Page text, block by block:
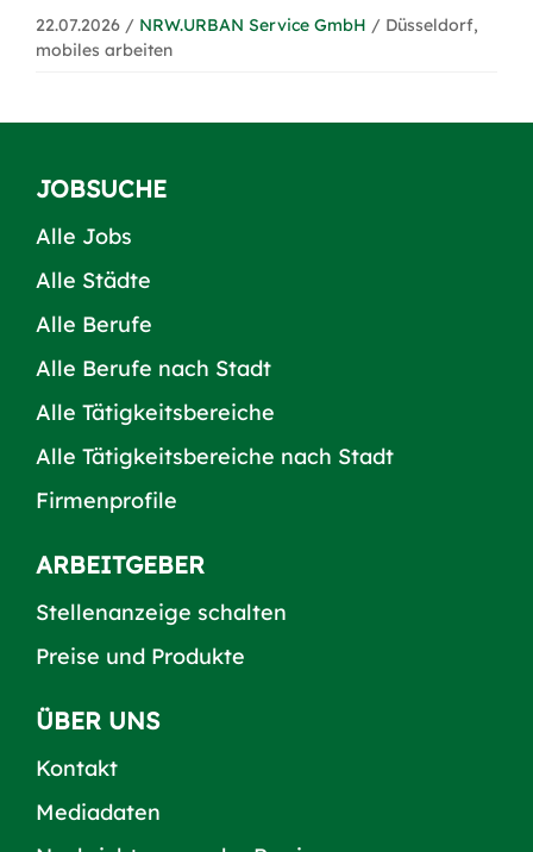
22.07.2026 / NRW.URBAN Service GmbH / Düsseldorf,
mobiles arbeiten
JOBSUCHE
Alle Jobs
Alle Städte
Alle Berufe
Alle Berufe nach Stadt
Alle Tätigkeitsbereiche
Alle Tätigkeitsbereiche nach Stadt
Firmenprofile
ARBEITGEBER
Stellenanzeige schalten
Preise und Produkte
ÜBER UNS
Kontakt
Mediadaten